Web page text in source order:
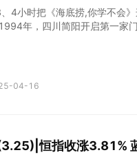
4小时把《海底捞,你学不会
年，四川简阳开启第一家
海底捞的成功，离不开以下
服务员围绕客户满意度的本质
妙的处理，于是一个个充满创
04-16
恒指收涨3.81%